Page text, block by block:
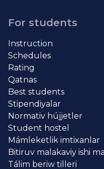
For students
Instruction
Schedules
Rating
Qatnas
Best students
Stipendiyalar
Normativ hújjetler
Student hostel
Mámleketlik imtixanlar
Bitiruv malakaviy ishi
Tálim beriw tilleri